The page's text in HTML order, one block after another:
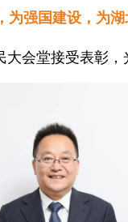
为强国建设，为
会堂接受表彰，